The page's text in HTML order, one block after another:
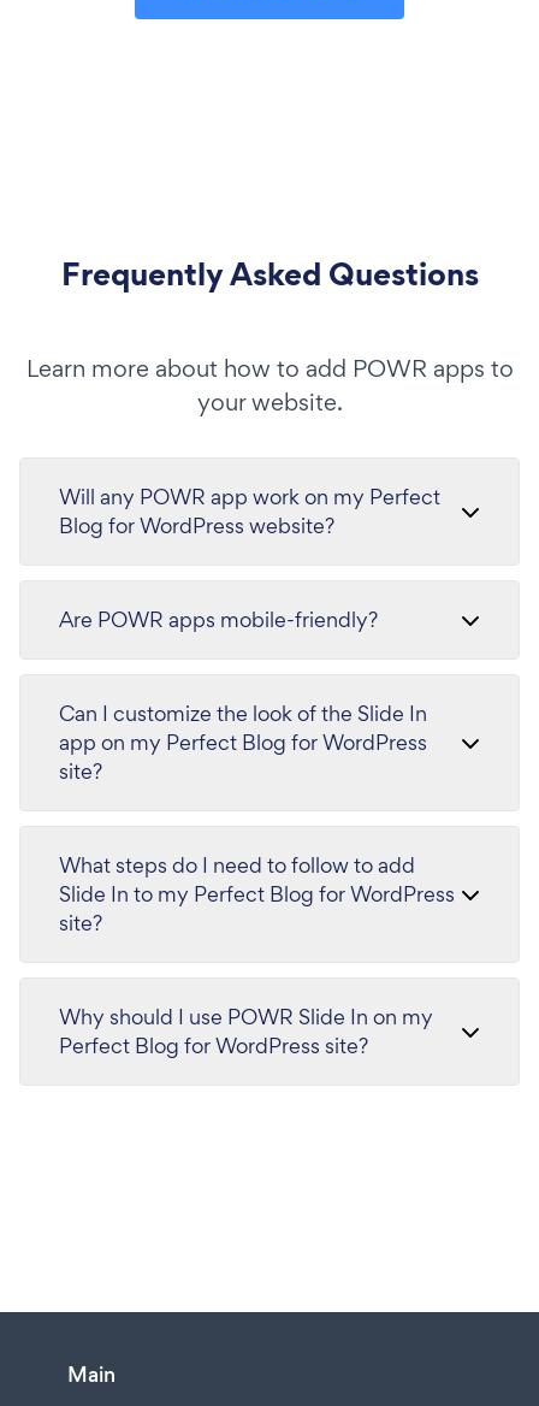
Frequently Asked Questions
Learn more about how to add POWR apps to
your website.
Will any POWR app work on my Perfect
Blog for WordPress website?
Are POWR apps mobile-friendly?
Can I customize the look of the Slide In
app on my Perfect Blog for WordPress
site?
What steps do I need to follow to add
Slide In to my Perfect Blog for WordPress
site?
Why should I use POWR Slide In on my
Perfect Blog for WordPress site?
Main